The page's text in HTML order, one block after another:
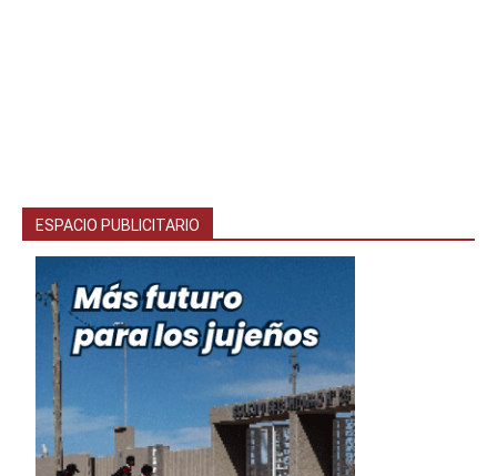
ESPACIO PUBLICITARIO